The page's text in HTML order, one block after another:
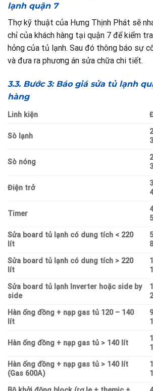
lạnh quận 7
Thợ kỹ thuật của Hưng Thịnh Phát sẽ
chỉ của khách hàng tại quận 7 để kiểm
hỏng của tủ lạnh. Sau đó thông báo sự
và đưa ra phương án sửa chữa chi tiết.
3.3. Bước 3: Báo giá sửa tủ lạnh
hàng
Linh kiện
Sò lạnh
Sò nóng
Điện trở
Timer
Sửa board tủ lạnh có dung tích < 220
lít
Sửa board tủ lạnh có dung tích > 220
lít
Sửa board tủ lạnh Inverter hoặc side by
side
Hàn ống đồng + nạp gas tủ 120 – 140
lít
Hàn ống đồng + nạp gas tủ > 140 lít
Hàn ống đồng + nạp gas tủ > 140 lít
(Gas 600A)